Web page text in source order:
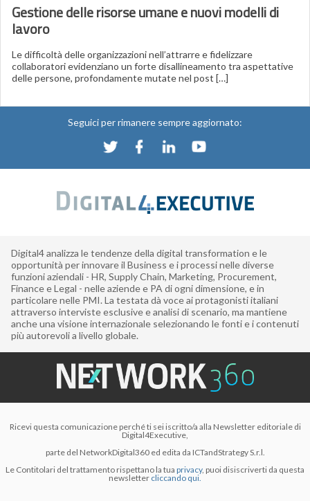
Gestione delle risorse umane e nuovi modelli di
lavoro
Le difficoltà delle organizzazioni nell’attrarre e fidelizzare
collaboratori evidenziano un forte disallineamento tra aspettative
delle persone, profondamente mutate nel post […]
Seguici per rimanere sempre aggiornato:
Digital4 analizza le tendenze della digital transformation e le
opportunità per innovare il Business e i processi nelle diverse
funzioni aziendali - HR, Supply Chain, Marketing, Procurement,
Finance e Legal - nelle aziende e PA di ogni dimensione, e in
particolare nelle PMI. La testata dà voce ai protagonisti italiani
attraverso interviste esclusive e analisi di scenario, ma mantiene
anche una visione internazionale selezionando le fonti e i contenuti
più autorevoli a livello globale.
Ricevi questa comunicazione perché ti sei iscritto/a alla Newsletter editoriale di
Digital4Executive,
parte del NetworkDigital360 ed edita da ICTandStrategy S.r.l.
Le Contitolari del trattamento rispettano la tua privacy, puoi disiscriverti da questa
newsletter cliccando qui.